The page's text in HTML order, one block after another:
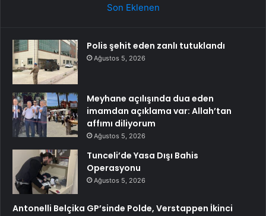
Son Eklenen
Polis şehit eden zanlı tutuklandı
Ağustos 5, 2026
Meyhane açılışında dua eden
imamdan açıklama var: Allah’tan
affımı diliyorum
Ağustos 5, 2026
Tunceli’de Yasa Dışı Bahis
Operasyonu
Ağustos 5, 2026
Antonelli Belçika GP’sinde Polde, Verstappen İkinci